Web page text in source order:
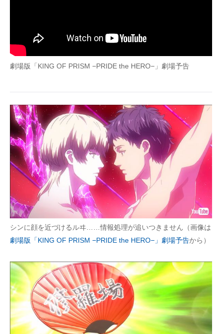
ITエンジニア向け専門サイト
企業向けIT製品の総合サイト
モノづくり技術者専門サイト
エレクトロニクス専門サイト
電子設計の基本と応用
エネルギーの専門メディア
建設×テクノロジーの最前線
ちょっと気になるネットの話題
劇場版「KING OF PRISM −PRIDE the HERO−」劇場予告
シンに顔を近づけるルヰ……情報処理が追いつきません（画像は
劇場版「KING OF PRISM −PRIDE the HERO−」劇場予告から）